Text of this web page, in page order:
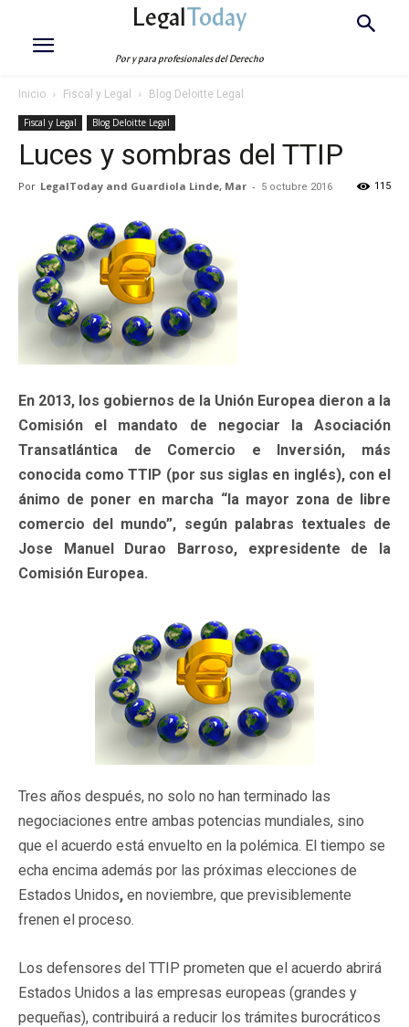
LegalToday
Por y para profesionales del Derecho
Inicio Fiscal y Legal Blog Deloitte Legal
Fiscal y Legal Blog Deloitte Legal
Luces y sombras del TTIP
Por LegalToday and Guardiola Linde, Mar - 5 octubre 2016 115
En 2013, los gobiernos de la Unión Europea dieron a la
Comisión el mandato de negociar la Asociación
Transatlántica de Comercio e Inversión, más
conocida como TTIP (por sus siglas en inglés), con el
ánimo de poner en marcha “la mayor zona de libre
comercio del mundo”, según palabras textuales de
Jose Manuel Durao Barroso, expresidente de la
Comisión Europea.
Tres años después, no solo no han terminado las
negociaciones entre ambas potencias mundiales, sino
que el acuerdo está envuelto en la polémica. El tiempo se
echa encima además por las próximas elecciones de
Estados Unidos, en noviembre, que previsiblemente
frenen el proceso.
Los defensores del TTIP prometen que el acuerdo abrirá
Estados Unidos a las empresas europeas (grandes y
pequeñas), contribuirá a reducir los trámites burocráticos